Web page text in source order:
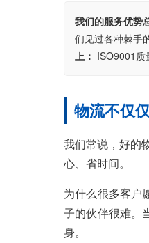
我们的服务优势
们见过各种棘手
上： ISO9001质
物流不仅
我们常说，好的
心、省时间。
为什么很多客户
子的伙伴很难。
身。